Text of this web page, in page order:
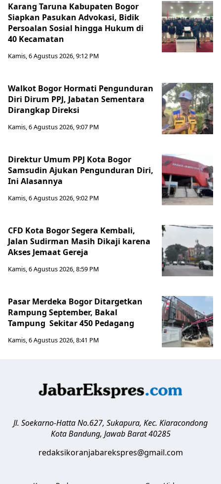
Karang Taruna Kabupaten Bogor
Siapkan Pasukan Advokasi, Bidik
Persoalan Sosial hingga Hukum di
40 Kecamatan
Kamis, 6 Agustus 2026, 9:12 PM
Walkot Bogor Hormati Pengunduran
Diri Dirum PPJ, Jabatan Sementara
Dirangkap Direksi
Kamis, 6 Agustus 2026, 9:07 PM
Direktur Umum PPJ Kota Bogor
Samsudin Ajukan Pengunduran Diri,
Ini Alasannya
Kamis, 6 Agustus 2026, 9:02 PM
CFD Kota Bogor Segera Kembali,
Jalan Sudirman Masih Dikaji karena
Akses Jemaat Gereja
Kamis, 6 Agustus 2026, 8:59 PM
Pasar Merdeka Bogor Ditargetkan
Rampung September, Bakal
Tampung Sekitar 450 Pedagang
Kamis, 6 Agustus 2026, 8:41 PM
Jl. Soekarno-Hatta No.627, Sukapura, Kec. Kiaracondong
Kota Bandung, Jawab Barat 40285
redaksikoranjabarekspres@gmail.com